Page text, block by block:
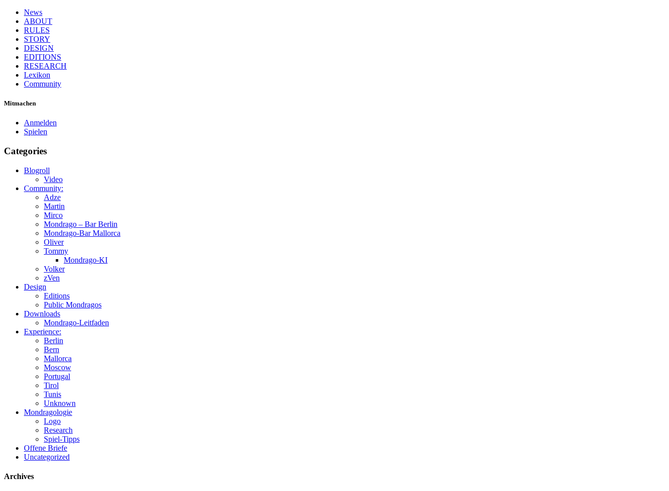
News
ABOUT
RULES
STORY
DESIGN
EDITIONS
RESEARCH
Lexikon
Community
Mitmachen
Anmelden
Spielen
Categories
Blogroll
Video
Community:
Adze
Martin
Mirco
Mondrago – Bar Berlin
Mondrago-Bar Mallorca
Oliver
Tommy
Mondrago-KI
Volker
zVen
Design
Editions
Public Mondragos
Downloads
Mondrago-Leitfaden
Experience:
Berlin
Bern
Mallorca
Moscow
Portugal
Tirol
Tunis
Unknown
Mondragologie
Logo
Research
Spiel-Tipps
Offene Briefe
Uncategorized
Archives